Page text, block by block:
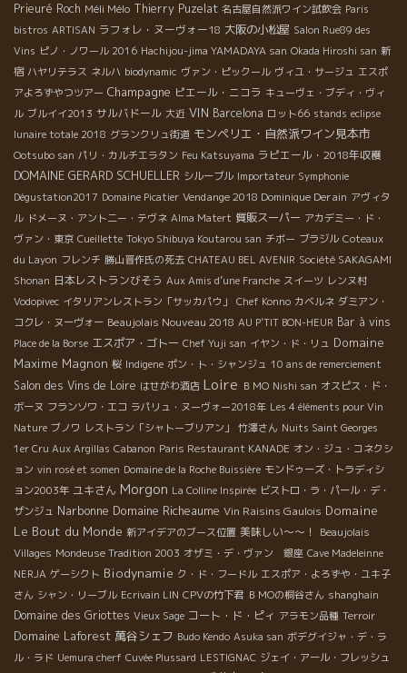
Prieuré Roch Méli Mélo Thierry Puzelat 名古屋自然派ワイン試飲会 Paris
bistros ARTISAN ラフォレ・ヌーヴォー18 大阪の小松屋 Salon Rue89 des
Vins ピノ・ノワール 2016 Hachijou-jima YAMADAYA san Okada Hiroshi san 新
宿 ハヤリテラス ネルハ biodynamic ヴァン・ピックール ヴィユ・サージュ エスポ
アよろずやつツアー Champagne ピエール・ニコラ キューヴェ・ブディ・ヴィ
ル ブルイイ2013 サルバドール 大近 VIN Barcelona ロット66 stands eclipse
lunaire totale 2018 グランクリュ街道 モンペリエ・自然派ワイン見本市
Ootsubo san パリ・カルチエラタン Feu Katsuyama ラピエール・2018年収穫
DOMAINE GERARD SCHUELLER シルーブル Importateur Symphonie
Dégustation2017 Domaine Picatier Vendange 2018 Dominique Derain アヴィタ
ル ドメーヌ・アント二ー・テヴネ Alma Matert 質販スーパー アカデミー・ド・
ヴァン・東京 Cueillette Tokyo Shibuya Koutarou san チボー ブラジル Coteaux
du Layon フレンチ 勝山晋作氏の死去 CHATEAU BEL AVENIR Société SAKAGAMI
Shonan 日本レストランびそう Aux Amis d’une Franche スイーツ レンヌ村
Vodopivec イタリアンレストラン「サッカパウ」 Chef Konno カベルネ ダミアン・
コクレ・ヌーヴォー Beaujolais Nouveau 2018 AU P'TIT BON-HEUR Bar à vins
Place de la Borse エスポア・ゴトー Chef Yuji san イヤン・ド・リュ Domaine
Maxime Magnon 桜 Indigene ポン・ト・シャンジュ 10 ans de remerciement
Salon des Vins de Loire はせがわ酒店 Loire ＢＭО Nishi san オスピス・ド・
ボーヌ フランソワ・エコ ラパリュ・ヌーヴォー2018年 Les 4 éléments pour Vin
Nature ブノワ レストラン「シャトーブリアン」 竹澤さん Nuits Saint Georges
1er Cru Aux Argillas Cabanon Paris Restaurant KANADE オン・ジュ・コネクシ
ョン vin rosé et somen Domaine de la Roche Buissière モンドゥーズ・トラディシ
ョン2003年 ユキさん Morgon La Colline Inspirée ビストロ・ラ・パール・デ・
ザンジュ Narbonne Domaine Richeaume Vin Raisins Gaulois Domaine
Le Bout du Monde 新アイデアのブース位置 美味しい～～！
Beaujolais
Villages Mondeuse Tradition 2003 オザミ・デ・ヴァン 銀座 Cave Madeleinne
NERJA ゲーシクト Biodynamie ク・ド・フードル エスポア・よろずや・ユキ子
さん シャン・リーブル Ecrivain LIN CPVの竹下君 ＢＭОの桐谷さん shanghain
Domaine des Griottes Vieux Sage コート・ド・ピィ アラモン品種 Terroir
Domaine Laforest 萬谷シェフ Budo Kendo Asuka san ボデグイジャ・デ・ラ
ル・ラド Uemura cherf Cuvée Plussard LESTIGNAC ジェイ・アール・フレッシュ